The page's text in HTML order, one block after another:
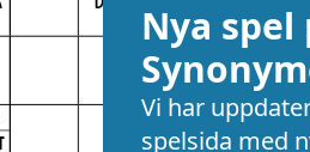
Nya spel
Vi har
spelsida med